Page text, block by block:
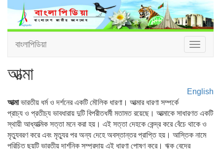
Toggle
বাংলাপিডিয়া
আত্মা
English
আত্মাভারতীয় ধর্ম ও দর্শনের একটি মৌলিক ধারণা। আত্মার ধারণা সম্পর্কে
প্রাচ্য ও প্রতীচ্য ভাবধারায় দুটি বিপরীতধর্মী মতামত রয়েছে। আত্মাকে সাধারণত একটি
স্থায়ী আধ্যাত্মিক সত্তা মনে করা হয়। এই সত্তা দেহকে কেন্দ্র করে বেঁচে থাকে ও
মৃত্যুবরণ করে এবং মৃত্যুর পর অন্য দেহে অবস্তান্তর প্রাপ্তি হয়। আস্তিক নামে
পরিচিত ছয়টি ভারতীয় দার্শনিক সম্প্রদায় এই ধারণা পোষণ করে। ঋক বেদের